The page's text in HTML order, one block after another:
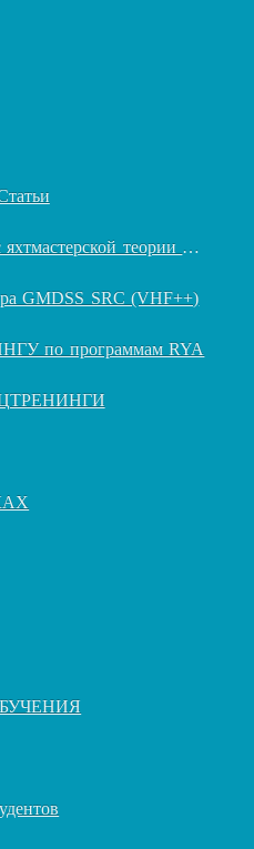
Расширенный курс яхтмастерской теории RYA++
GMDSS SRC (VHF++)
по программам RYA